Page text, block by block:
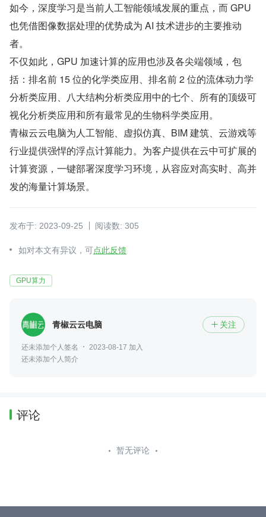
如今，深度学习是当前人工智能领域发展的重点，而 GPU
也凭借图像数据处理的优势成为 AI 技术进步的主要推动
者。
不仅如此，GPU 加速计算的应用也涉及各尖端领域，包
括：排名前 15 位的化学类应用、排名前 2 位的流体动力学
分析类应用、八大结构分析类应用中的七个、所有的顶级可
视化分析类应用和所有最常见的生物科学类应用。
青椒云云电脑为人工智能、虚拟仿真、BIM 建筑、云游戏等
行业提供强悍的浮点计算能力。为客户提供在云中可扩展的
计算资源，一键部署深度学习环境，从容应对高实时、高并
发的海量计算场景。
发布于: 2023-09-25 阅读数: 305
如对本文有异议，可点此反馈
GPU算力
青椒云云电脑  关注
还未添加个人签名
2023-08-17 加入
还未添加个人简介
评论
暂无评论